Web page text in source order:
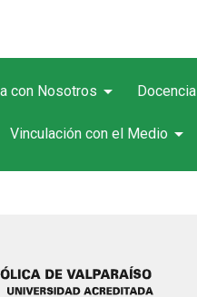
con Nosotros arrow_drop_down Docencia
Vinculación con el Medio arrow_drop_down